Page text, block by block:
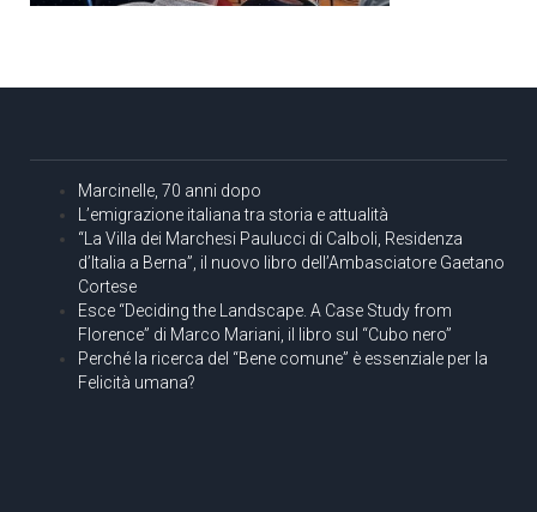
Marcinelle, 70 anni dopo
L’emigrazione italiana tra storia e attualità
“La Villa dei Marchesi Paulucci di Calboli, Residenza
d’Italia a Berna”, il nuovo libro dell’Ambasciatore Gaetano
Cortese
Esce “Deciding the Landscape. A Case Study from
Florence” di Marco Mariani, il libro sul “Cubo nero”
Perché la ricerca del “Bene comune” è essenziale per la
Felicità umana?